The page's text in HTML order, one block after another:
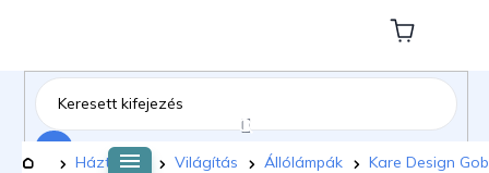
tartalomhoz
Kosár
Kezdőlap
Háztartás Világítás Állólámpák Kare Design